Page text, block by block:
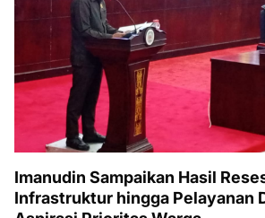
Imanudin Sampaikan Hasil
Infrastruktur hingga Pelayanan